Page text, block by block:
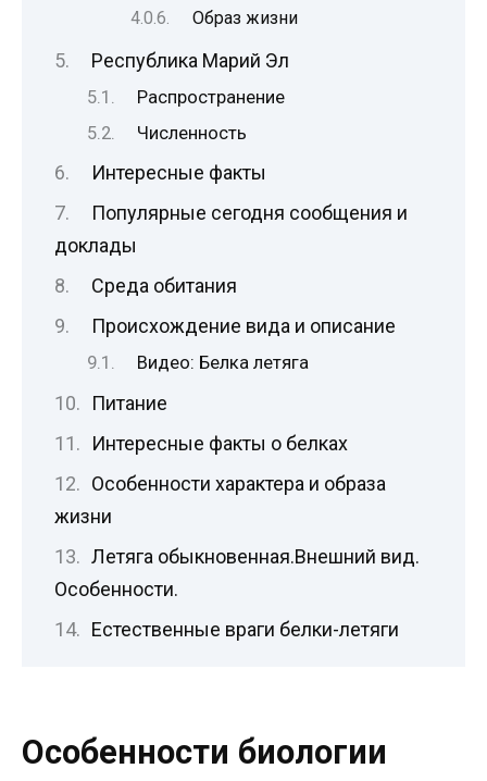
Образ жизни
Республика Марий Эл
Распространение
Численность
Интересные факты
Популярные сегодня сообщения и
доклады
Среда обитания
Происхождение вида и описание
Видео: Белка летяга
Питание
Интересные факты о белках
Особенности характера и образа
жизни
Летяга обыкновенная.Внешний вид.
Особенности.
Естественные враги белки-летяги
Особенности биологии